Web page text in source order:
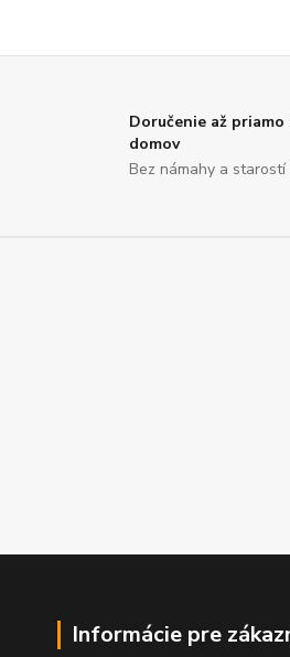
Doručenie až priamo
domov
Bez námahy a starostí
Informácie pre